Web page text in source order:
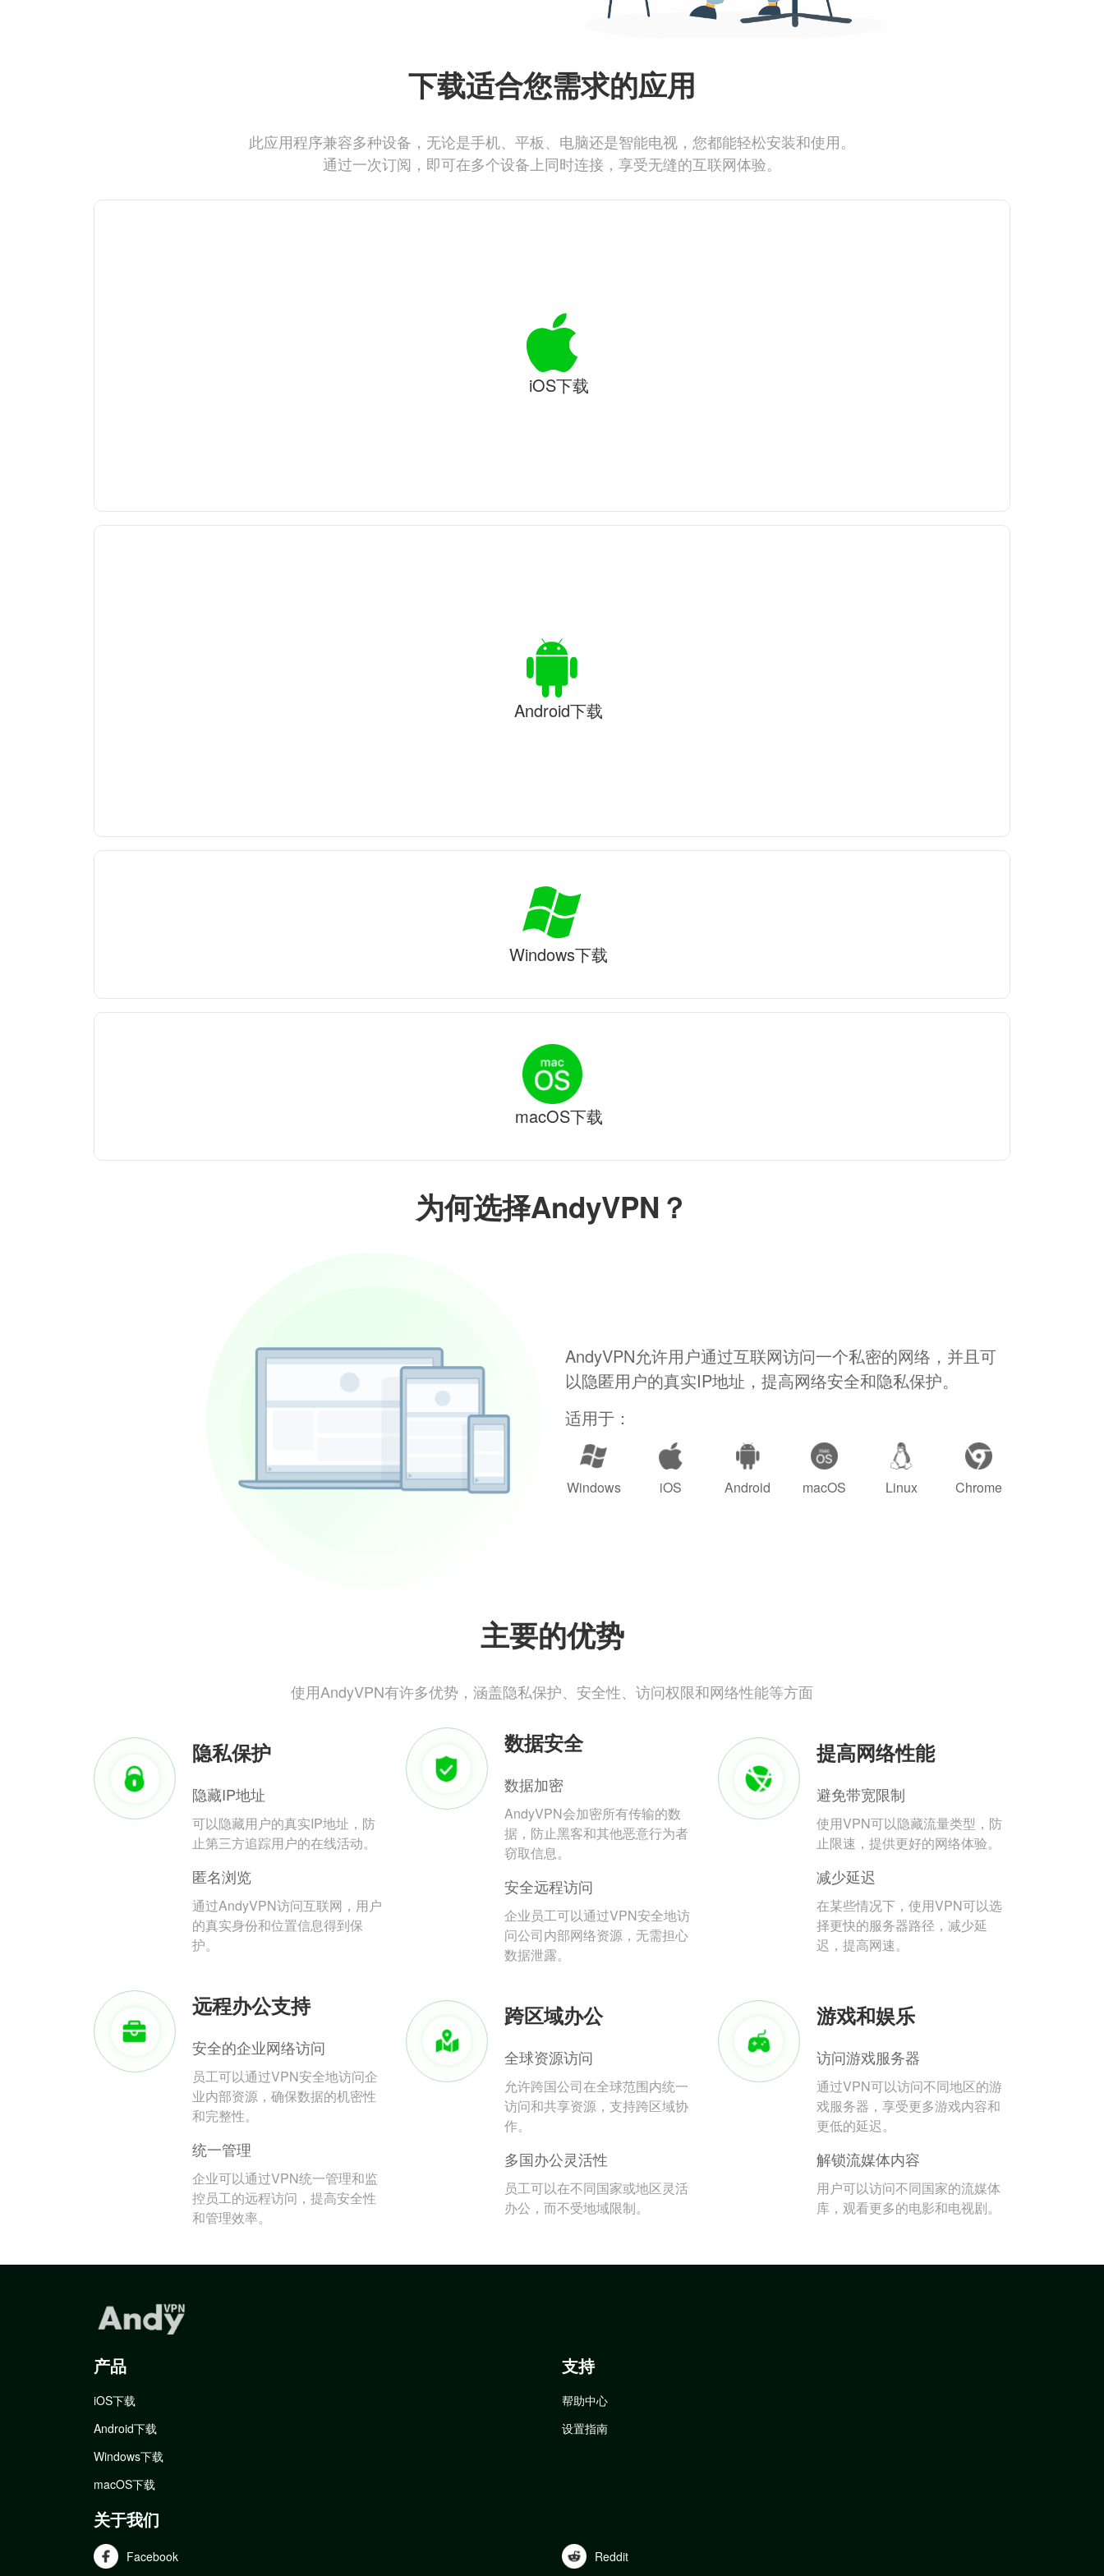
为何选择AndyVPN？
AndyVPN允许用户通过互联网访问一个私密的网络，并且可
以隐匿用户的真实IP地址，提高网络安全和隐私保护。
适用于：
Windows iOS Android macOS Linux Chrome
主要的优势
使用AndyVPN有许多优势，涵盖隐私保护、安全性、访问权限和网络性能等方面
隐私保护
隐藏IP地址
可以隐藏用户的真实IP地址，防
止第三方追踪用户的在线活动。
匿名浏览
通过AndyVPN访问互联网，用户
的真实身份和位置信息得到保
护。
数据安全
数据加密
AndyVPN会加密所有传输的数
据，防止黑客和其他恶意行为者
窃取信息。
安全远程访问
企业员工可以通过VPN安全地访
问公司内部网络资源，无需担心
数据泄露。
提高网络性能
避免带宽限制
使用VPN可以隐藏流量类型，防
止限速，提供更好的网络体验。
减少延迟
在某些情况下，使用VPN可以选
择更快的服务器路径，减少延
迟，提高网速。
远程办公支持
安全的企业网络访问
员工可以通过VPN安全地访问企
业内部资源，确保数据的机密性
和完整性。
统一管理
企业可以通过VPN统一管理和监
控员工的远程访问，提高安全性
和管理效率。
跨区域办公
全球资源访问
允许跨国公司在全球范围内统一
访问和共享资源，支持跨区域协
作。
多国办公灵活性
员工可以在不同国家或地区灵活
办公，而不受地域限制。
游戏和娱乐
访问游戏服务器
通过VPN可以访问不同地区的游
戏服务器，享受更多游戏内容和
更低的延迟。
解锁流媒体内容
用户可以访问不同国家的流媒体
库，观看更多的电影和电视剧。
下载适合您需求的应用
此应用程序兼容多种设备，无论是手机、平板、电脑还是智能电视，您都能轻松安装和使用。
通过一次订阅，即可在多个设备上同时连接，享受无缝的互联网体验。
iOS下载
Android下载
Windows下载
macOS下载
产品
iOS下载
Android下载
Windows下载
macOS下载
支持
帮助中心
设置指南
关于我们
Facebook Reddit